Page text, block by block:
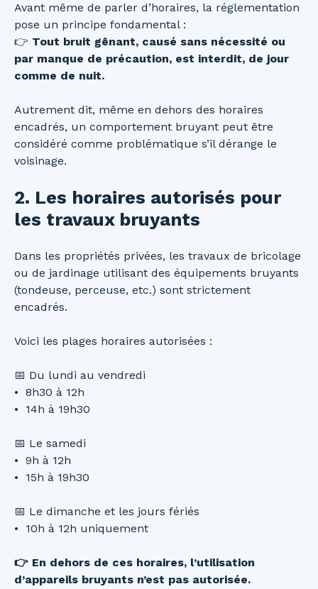
Avant même de parler d’horaires, la réglementation
pose un principe fondamental :
👉 Tout bruit gênant, causé sans nécessité ou
par manque de précaution, est interdit, de jour
comme de nuit.
Autrement dit, même en dehors des horaires
encadrés, un comportement bruyant peut être
considéré comme problématique s’il dérange le
voisinage.
2. Les horaires autorisés pour
les travaux bruyants
Dans les propriétés privées, les travaux de bricolage
ou de jardinage utilisant des équipements bruyants
(tondeuse, perceuse, etc.) sont strictement
encadrés.
Voici les plages horaires autorisées :
📅 Du lundi au vendredi
8h30 à 12h
14h à 19h30
📅 Le samedi
9h à 12h
15h à 19h30
📅 Le dimanche et les jours fériés
10h à 12h uniquement
👉 En dehors de ces horaires, l’utilisation
d’appareils bruyants n’est pas autorisée.